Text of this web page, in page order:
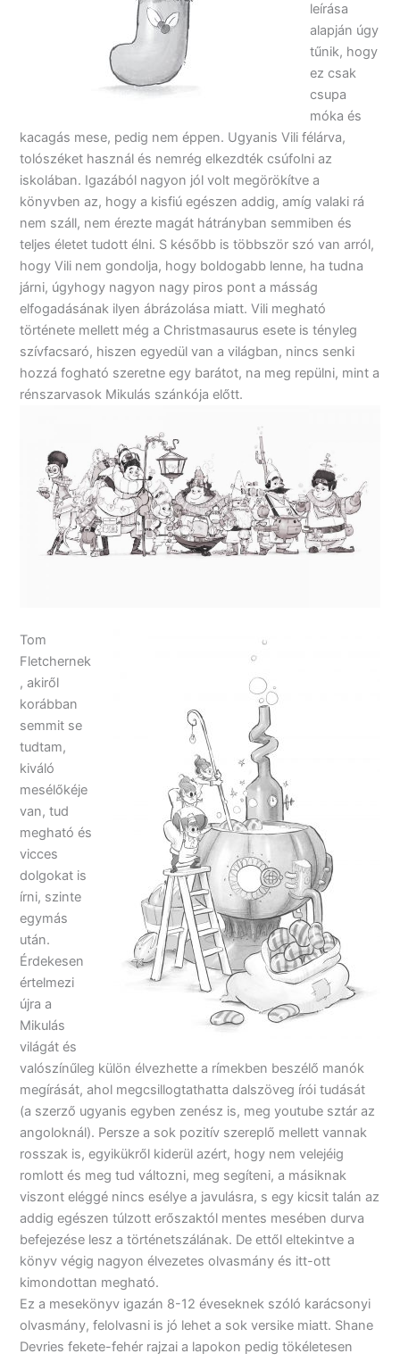
leírása
alapján úgy
tűnik, hogy
ez csak
csupa
móka és
kacagás mese, pedig nem éppen. Ugyanis Vili félárva,
tolószéket használ és nemrég elkezdték csúfolni az
iskolában. Igazából nagyon jól volt megörökítve a
könyvben az, hogy a kisfiú egészen addig, amíg valaki rá
nem száll, nem érezte magát hátrányban semmiben és
teljes életet tudott élni. S később is többször szó van arról,
hogy Vili nem gondolja, hogy boldogabb lenne, ha tudna
járni, úgyhogy nagyon nagy piros pont a másság
elfogadásának ilyen ábrázolása miatt. Vili megható
története mellett még a Christmasaurus esete is tényleg
szívfacsaró, hiszen egyedül van a világban, nincs senki
hozzá fogható szeretne egy barátot, na meg repülni, mint a
rénszarvasok Mikulás szánkója előtt.
Tom
Fletchernek
, akiről
korábban
semmit se
tudtam,
kiváló
mesélőkéje
van, tud
megható és
vicces
dolgokat is
írni, szinte
egymás
után.
Érdekesen
értelmezi
újra a
Mikulás
világát és
valószínűleg külön élvezhette a rímekben beszélő manók
megírását, ahol megcsillogtathatta dalszöveg írói tudását
(a szerző ugyanis egyben zenész is, meg youtube sztár az
angoloknál). Persze a sok pozitív szereplő mellett vannak
rosszak is, egyikükről kiderül azért, hogy nem velejéig
romlott és meg tud változni, meg segíteni, a másiknak
viszont eléggé nincs esélye a javulásra, s egy kicsit talán az
addig egészen túlzott erőszaktól mentes mesében durva
befejezése lesz a történetszálának. De ettől eltekintve a
könyv végig nagyon élvezetes olvasmány és itt-ott
kimondottan megható.
Ez a mesekönyv igazán 8-12 éveseknek szóló karácsonyi
olvasmány, felolvasni is jó lehet a sok versike miatt. Shane
Devries fekete-fehér rajzai a lapokon pedig tökéletesen